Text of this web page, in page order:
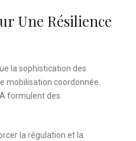
Une Résilience
la sophistication des
mobilisation coordonnée.
formulent des
la régulation et la